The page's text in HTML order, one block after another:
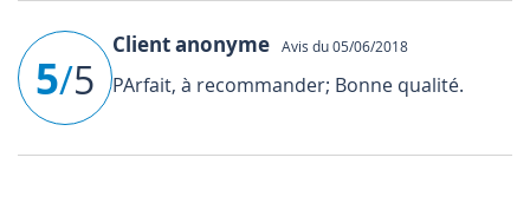
5/5
Client anonyme Avis du 05/06/2018
PArfait, à recommander; Bonne qualité.